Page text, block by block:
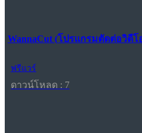
WannaCut (โปรแกรมตัดต่อวิดีโ
ฟรีแวร์
ดาวน์โหลด : 7